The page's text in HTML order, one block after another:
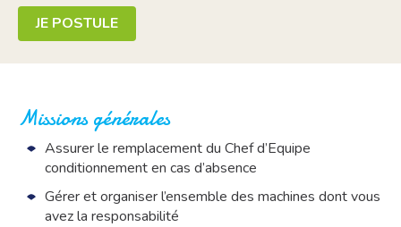
JE POSTULE
Missions générales
Assurer le remplacement du Chef d’Equipe
conditionnement en cas d’absence
Gérer et organiser l’ensemble des machines dont vous
avez la responsabilité